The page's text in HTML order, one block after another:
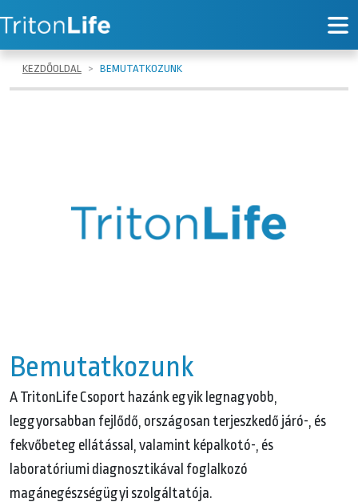
KEZDŐOLDAL BEMUTATKOZUNK
Bemutatkozunk
A TritonLife Csoport hazánk egyik legnagyobb,
leggyorsabban fejlődő, országosan terjeszkedő járó-, és
fekvőbeteg ellátással, valamint képalkotó-, és
laboratóriumi diagnosztikával foglalkozó
magánegészségügyi szolgáltatója.